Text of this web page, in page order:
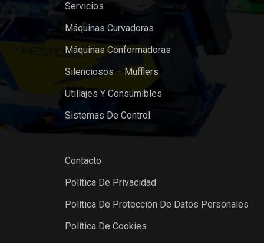
Servicios
Máquinas Curvadoras
Máquinas Conformadoras
Silenciosos – Mufflers
Utillajes Y Consumibles
Sistemas De Control
Contacto
Política De Privacidad
Política De Protección De Datos Personales
Política De Cookies